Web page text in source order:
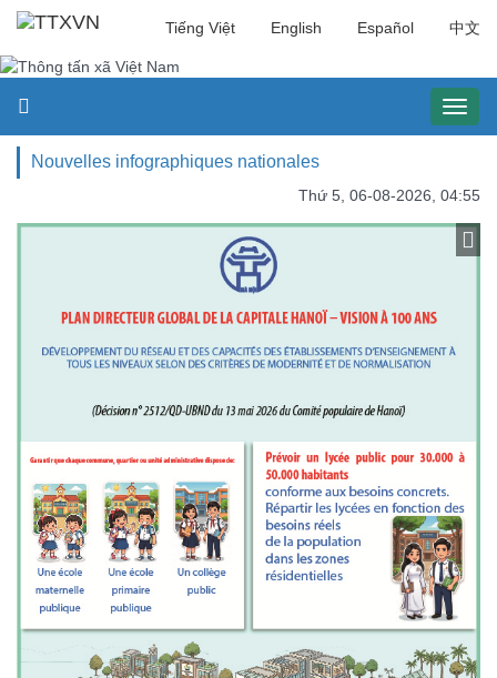
Tiếng Việt English Español 中文
Nouvelles infographiques nationales
Thứ 5, 06-08-2026, 04:55